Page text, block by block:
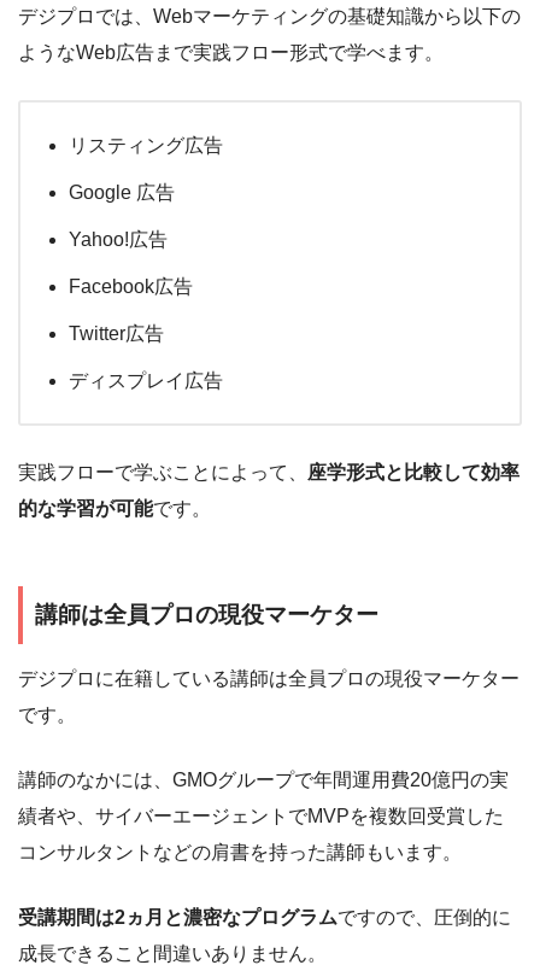
デジプロでは、Webマーケティングの基礎知識から以下の
ようなWeb広告まで実践フロー形式で学べます。
リスティング広告
Google 広告
Yahoo!広告
Facebook広告
Twitter広告
ディスプレイ広告
実践フローで学ぶことによって、 座学形式と比較して効率
的な学習が可能です。
講師は全員プロの現役マーケター
デジプロに在籍している講師は全員プロの現役マーケター
です。
講師のなかには、GMOグループで年間運用費20億円の実
績者や、サイバーエージェントでMVPを複数回受賞した
コンサルタントなどの肩書を持った講師もいます。
受講期間は2ヵ月と濃密なプログラムですので、圧倒的に
成長できること間違いありません。